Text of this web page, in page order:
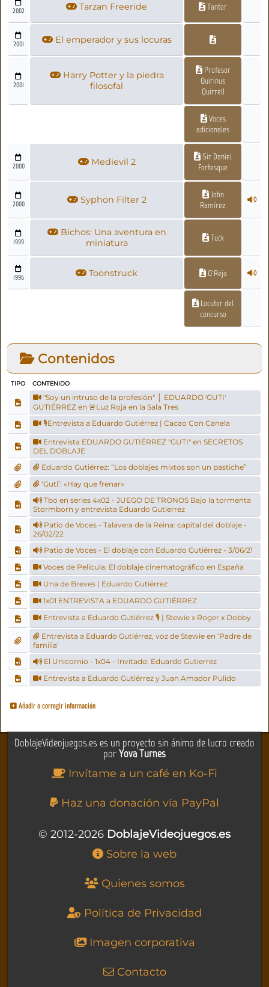
2002 Tarzan Freeride Tantor
2001 El emperador y sus locuras
2001
Harry Potter y la piedra
filosofal
Profesor
Quirinus
Quirrell
Voces
adicionales
2000 Medievil 2
Sir Daniel
Fortesque
2000 Syphon Filter 2
John
Ramírez
1999
Bichos: Una aventura en
miniatura
Tuck
1996 Toonstruck O'Reja
Locutor del
concurso
Contenidos
TIPO CONTENIDO
"Soy un intruso de la profesión" │ EDUARDO 'GUTI'
GUTIÉRREZ en 🚨Luz Roja en la Sala Tres
🎙Entrevista a Eduardo Gutiérrez | Cacao Con Canela
Entrevista EDUARDO GUTIÉRREZ "GUTI" en SECRETOS
DEL DOBLAJE
Eduardo Gutiérrez: “Los doblajes mixtos son un pastiche”
‘Guti’: «Hay que frenar»
Tbo en series 4x02 - JUEGO DE TRONOS Bajo la tormenta
Stormborn y entrevista Eduardo Gutierrez
Patio de Voces - Talavera de la Reina: capital del doblaje -
26/02/22
Patio de Voces - El doblaje con Eduardo Gutiérrez - 3/06/21
Voces de Película: El doblaje cinematográfico en España
Una de Breves | Eduardo Gutiérrez
1x01 ENTREVISTA a EDUARDO GUTIÉRREZ
Entrevista a Eduardo Gutiérrez 🎙️ | Stewie x Roger x Dobby
Entrevista a Eduardo Gutiérrez, voz de Stewie en ‘Padre de
familia’
El Unicornio - 1x04 - Invitado: Eduardo Gutierrez
Entrevista a Eduardo Gutiérrez y Juan Amador Pulido
Añadir o corregir información
DoblajeVideojuegos.es es un proyecto sin ánimo de lucro creado
porYova Turnes
Invítame a un café en Ko-Fi
Haz una donación vía PayPal
© 2012-2026 DoblajeVideojuegos.es
Sobre la web
Quienes somos
Política de Privacidad
Imagen corporativa
Contacto